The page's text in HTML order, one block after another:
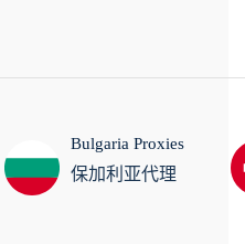
Bulgaria Proxies
保加利亚代理